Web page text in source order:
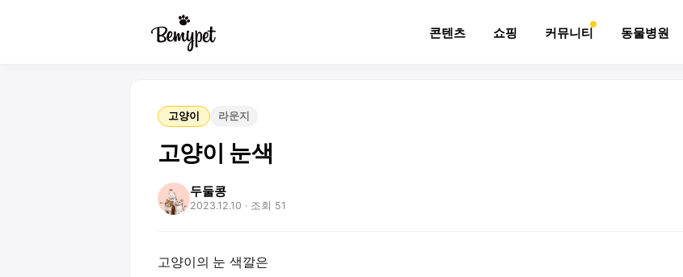
콘텐츠 쇼핑 커뮤니티 동물병원
고양이 라운지
고양이 눈색
두둘콩
2023.12.10 · 조회 51
고양이의 눈 색깔은